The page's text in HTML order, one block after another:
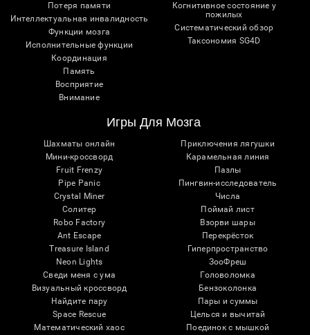
Потеря памяти
Интеллектуальная инвалидность
Функции мозга
Исполнительные функции
Координация
Память
Восприятие
Внимание
Когнитивное состояние у
пожилых
Систематический обзор
Таксономия SG4D
Игры Для Мозга
Шахматы онлайн
Мини-кроссворд
Fruit Frenzy
Pipe Panic
Crystal Miner
Солитер
Robo Factory
Ant Escape
Treasure Island
Neon Lights
Сведи меня с ума
Визуальный кроссворд
Найдите пару
Space Rescue
Математический хаос
Приключения лягушки
Карамельная линия
Пазлы
Пингвин-исследователь
Числа
Поймай лист
Взорви шары
Перекрёсток
Гиперпространство
ЗооФреш
Головоломка
Бензоколонка
Пары и суммы
Целься и вычитай
Поединок с мышкой